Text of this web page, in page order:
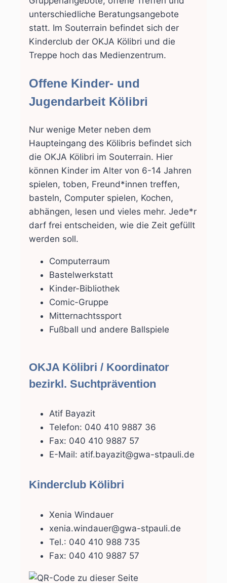
unterschiedliche Beratungsangebote
statt. Im Souterrain befindet sich der
Kinderclub der OKJA Kölibri und die
Treppe hoch das Medienzentrum.
Offene Kinder- und
Jugendarbeit Kölibri
Nur wenige Meter neben dem
Haupteingang des Kölibris befindet sich
die OKJA Kölibri im Souterrain. Hier
können Kinder im Alter von 6-14 Jahren
spielen, toben, Freund*innen treffen,
basteln, Computer spielen, Kochen,
abhängen, lesen und vieles mehr. Jede*r
darf frei entscheiden, wie die Zeit gefüllt
werden soll.
Computerraum
Bastelwerkstatt
Kinder-Bibliothek
Comic-Gruppe
Mitternachtssport
Fußball und andere Ballspiele
OKJA Kölibri / Koordinator
bezirkl. Suchtprävention
Atif Bayazit
Telefon: 040 410 9887 36
Fax: 040 410 9887 57
E-Mail: atif.bayazit@gwa-stpauli.de
Kinderclub Kölibri
Xenia Windauer
xenia.windauer@gwa-stpauli.de
Tel.: 040 410 988 735
Fax: 040 410 9887 57